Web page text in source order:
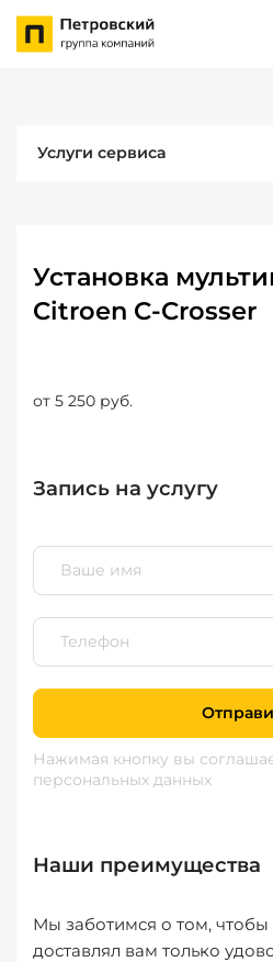
Услуги сервиса
Установка
Citroen C-Crosser
от 5 250 руб.
Запись на услугу
Нажимая кнопку вы
персональных данных
Наши преимущества
Мы заботимся о том,
доставлял вам только